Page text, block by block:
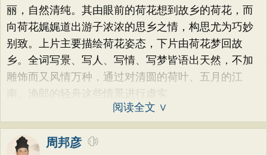
丽，自然清纯。其由眼前的荷花想到故乡的荷花，而
向荷花娓娓道出游子浓浓的思乡之情，构思尤为巧妙
别致。上片主要描绘荷花姿态，下片由荷花梦回故
乡。全词写景、写人、写情、写梦皆语出天然，不加
雕饰而又风情万种，通过对清圆的荷叶、五月的江
南、渔郎的轻舟这些情景进行虚实
阅读全文 ∨
周邦彦